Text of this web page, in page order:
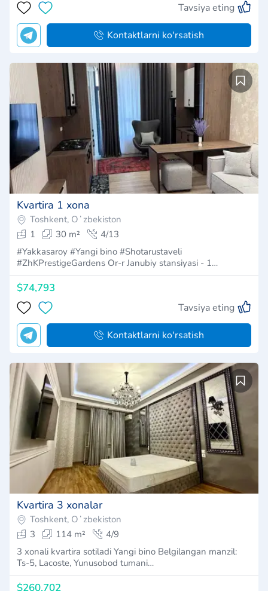
Tavsiya eting
Kontaktlarni ko'rsatish
Kvartira 1 xona
Toshkent, Oʻzbekiston
1
30 m²
4/13
#Yakkasaroy #Yangi bino #Shotarustaveli
#ZhKPrestigeGardens Or-r Janubiy stansiyasi - 1…
$74,793
Tavsiya eting
Kontaktlarni ko'rsatish
Kvartira 3 xonalar
Toshkent, Oʻzbekiston
3
114 m²
4/9
3 xonali kvartira sotiladi Yangi bino Belgilangan manzil:
Ts-5, Lacoste, Yunusobod tumani…
$260,702